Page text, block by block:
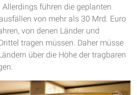
Allerdings führen die geplanten
von mehr als 30 Mrd. Euro
von denen Länder und
tragen müssen. Daher müsse
über die Höhe der tragbaren